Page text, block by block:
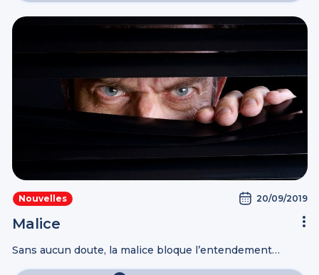
Nouvelles 20/09/2019
Malice
Sans aucun doute, la malice bloque l’entendement